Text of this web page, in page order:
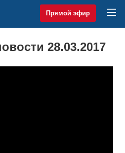
Прямой эфир
28.03.2017